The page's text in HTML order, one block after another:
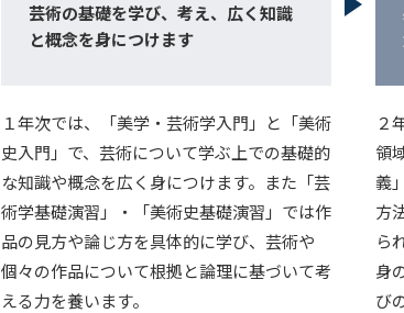
芸術の基礎を学び、考え、広く知識
と概念を身につけます
１年次では、「美学・芸術学入門」と「美術
史入門」で、芸術について学ぶ上での基礎的
な知識や概念を広く身につけます。また「芸
術学基礎演習」・「美術史基礎演習」では作
品の見方や論じ方を具体的に学び、芸術や
個々の作品について根拠と論理に基づいて考
える力を養います。
２
領
義
方
ら
身
び